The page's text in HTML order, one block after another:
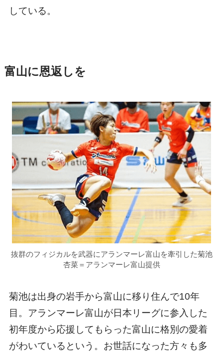
している。
富山に恩返しを
抜群のフィジカルを武器にアランマーレ富山を牽引した菊池
杏菜＝アランマーレ富山提供
菊池は出身の岩手から富山に移り住んで10年
目。アランマーレ富山が日本リーグに参入した
初年度から応援してもらった富山に格別の愛着
がわいているという。お世話になった方々も多